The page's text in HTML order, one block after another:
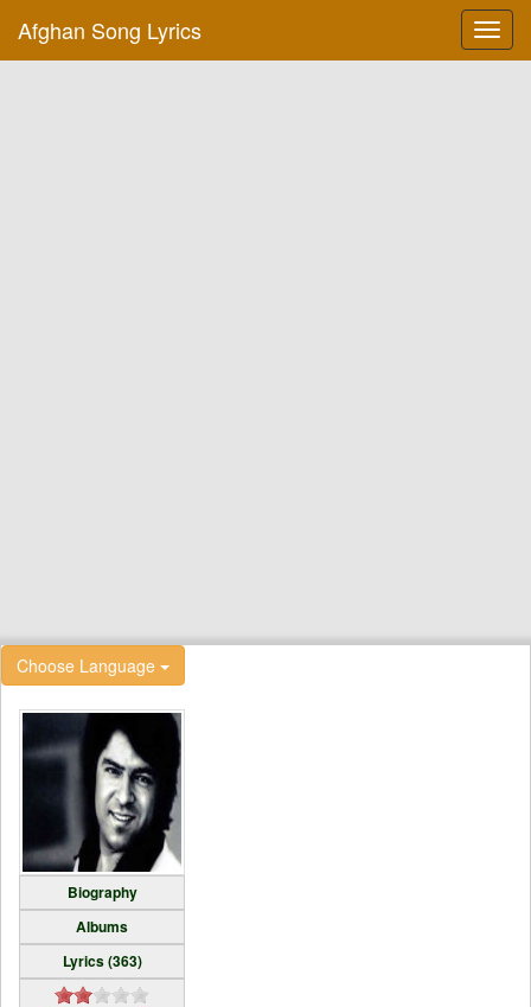
Afghan Song Lyrics
Choose Language
Biography
Albums
Lyrics (363)